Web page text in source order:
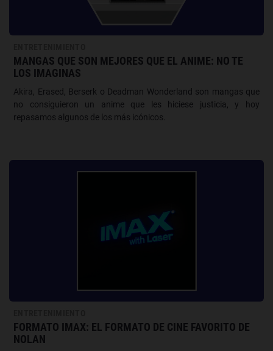
MANGAS QUE SON MEJORES QUE EL ANIME: NO TE
LOS IMAGINAS
Akira, Erased, Berserk o Deadman Wonderland son mangas que
no consiguieron un anime que les hiciese justicia, y hoy
repasamos algunos de los más icónicos.
FORMATO IMAX: EL FORMATO DE CINE FAVORITO DE
NOLAN